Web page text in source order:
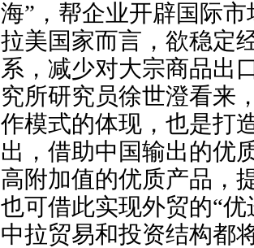
海”，帮企业开辟国际
拉美国家而言，欲稳定
系，减少对大宗商品出
究所研究员徐世澄看来
作模式的体现，也是打
出，借助中国输出的优
高附加值的优质产品，
也可借此实现外贸的“
中拉贸易和投资结构都